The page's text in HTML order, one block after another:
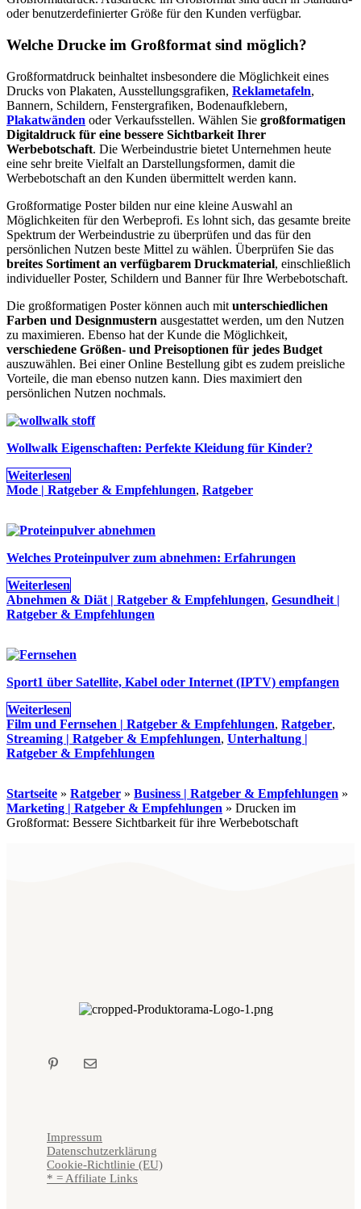
oder benutzerdefinierter Größe für den Kunden verfügbar.
Welche Drucke im Großformat sind möglich?
Großformatdruck beinhaltet insbesondere die Möglichkeit eines
Drucks von Plakaten, Ausstellungsgrafiken, Reklametafeln,
Bannern, Schildern, Fenstergrafiken, Bodenaufklebern,
Plakatwänden oder Verkaufsstellen. Wählen Sie großformatigen
Digitaldruck für eine bessere Sichtbarkeit Ihrer
Werbebotschaft. Die Werbeindustrie bietet Unternehmen heute
eine sehr breite Vielfalt an Darstellungsformen, damit die
Werbebotschaft an den Kunden übermittelt werden kann.
Großformatige Poster bilden nur eine kleine Auswahl an
Möglichkeiten für den Werbeprofi. Es lohnt sich, das gesamte breite
Spektrum der Werbeindustrie zu überprüfen und das für den
persönlichen Nutzen beste Mittel zu wählen. Überprüfen Sie das
breites Sortiment an verfügbarem Druckmaterial, einschließlich
individueller Poster, Schildern und Banner für Ihre Werbebotschaft.
Die großformatigen Poster können auch mit unterschiedlichen
Farben und Designmustern ausgestattet werden, um den Nutzen
zu maximieren. Ebenso hat der Kunde die Möglichkeit,
verschiedene Größen- und Preisoptionen für jedes Budget
auszuwählen. Bei einer Online Bestellung gibt es zudem preisliche
Vorteile, die man ebenso nutzen kann. Dies maximiert den
persönlichen Nutzen nochmals.
Wollwalk Eigenschaften: Perfekte Kleidung für Kinder?
Weiterlesen
Mode | Ratgeber & Empfehlungen, Ratgeber
Welches Proteinpulver zum abnehmen: Erfahrungen
Weiterlesen
Abnehmen & Diät | Ratgeber & Empfehlungen, Gesundheit |
Ratgeber & Empfehlungen
Sport1 über Satellite, Kabel oder Internet (IPTV) empfangen
Weiterlesen
Film und Fernsehen | Ratgeber & Empfehlungen, Ratgeber,
Streaming | Ratgeber & Empfehlungen, Unterhaltung |
Ratgeber & Empfehlungen
Startseite » Ratgeber » Business | Ratgeber & Empfehlungen »
Marketing | Ratgeber & Empfehlungen » Drucken im
Großformat: Bessere Sichtbarkeit für ihre Werbebotschaft
Impressum
Datenschutzerklärung
Cookie-Richtlinie (EU)
* = Affiliate Links